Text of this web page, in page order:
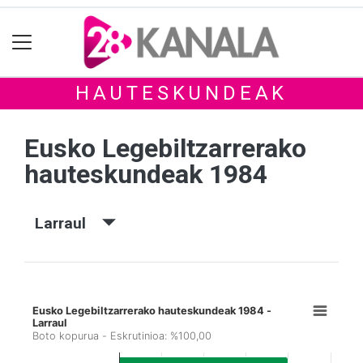
HAUTESKUNDEAK
Eusko Legebiltzarrerako
hauteskundeak 1984
Larraul
Eusko Legebiltzarrerako hauteskundeak 1984 -
Larraul
Boto kopurua - Eskrutinioa: %100,00